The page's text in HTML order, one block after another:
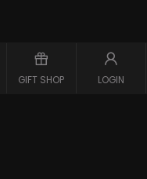
GIFT SHOP LOGIN